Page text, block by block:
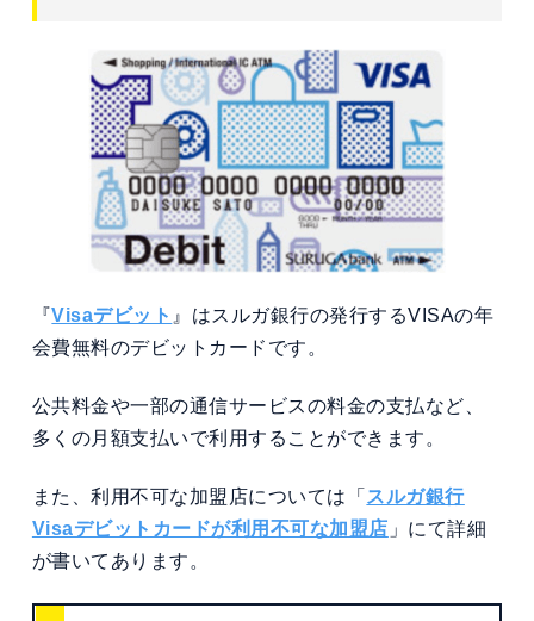
『Visaデビット 』はスルガ銀行の発行するVISAの年
会費無料のデビットカードです。
公共料金や一部の通信サービスの料金の支払など、
多くの月額支払いで利用することができます。
また、利用不可な加盟店については「 スルガ銀行
Visaデビットカードが利用不可な加盟店 」にて詳細
が書いてあります。